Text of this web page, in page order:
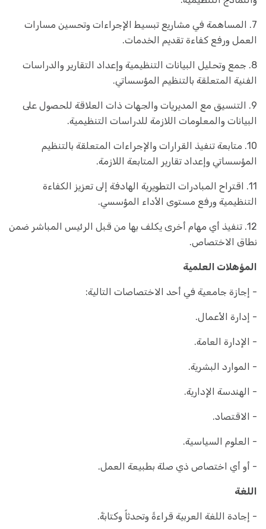
7. المساهمة في مشاريع تبسيط الإجراءات وتحسين مسارات
العمل ورفع كفاءة تقديم الخدمات.
8. جمع وتحليل البيانات التنظيمية وإعداد التقارير والدراسات
الفنية المتعلقة بالتنظيم المؤسساتي.
9. التنسيق مع المديريات والجهات ذات العلاقة للحصول على
البيانات والمعلومات اللازمة للدراسات التنظيمية.
10. متابعة تنفيذ القرارات والإجراءات المتعلقة بالتنظيم
المؤسساتي وإعداد تقارير المتابعة اللازمة.
11. اقتراح المبادرات التطويرية الهادفة إلى تعزيز الكفاءة
التنظيمية ورفع مستوى الأداء المؤسسي.
12. تنفيذ أي مهام أخرى يكلف بها من قبل الرئيس المباشر ضمن
نطاق الاختصاص.
المؤهلات العلمية
- إجازة جامعية في أحد الاختصاصات التالية:
- إدارة الأعمال.
- الإدارة العامة.
- الموارد البشرية.
- الهندسة الإدارية.
- الاقتصاد.
- العلوم السياسية.
- أو أي اختصاص ذي صلة بطبيعة العمل.
اللغة
- إجادة اللغة العربية قراءةً وتحدثاً وكتابةً.